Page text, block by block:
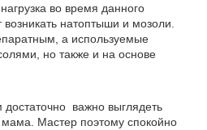
во время данного
натоптыши и мозоли.
а используемые
но также и на основе
важно выглядеть
мама. Мастер поэтому спокойно